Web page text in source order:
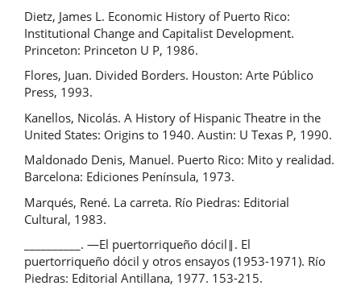
Dietz, James L. Economic History of Puerto Rico:
Institutional Change and Capitalist Development.
Princeton: Princeton U P, 1986.
Flores, Juan. Divided Borders. Houston: Arte Público
Press, 1993.
Kanellos, Nicolás. A History of Hispanic Theatre in the
United States: Origins to 1940. Austin: U Texas P, 1990.
Maldonado Denis, Manuel. Puerto Rico: Mito y realidad.
Barcelona: Ediciones Península, 1973.
Marqués, René. La carreta. Río Piedras: Editorial
Cultural, 1983.
__________. ―El puertorriqueño dócil‖. El
puertorriqueño dócil y otros ensayos (1953-1971). Río
Piedras: Editorial Antillana, 1977. 153-215.